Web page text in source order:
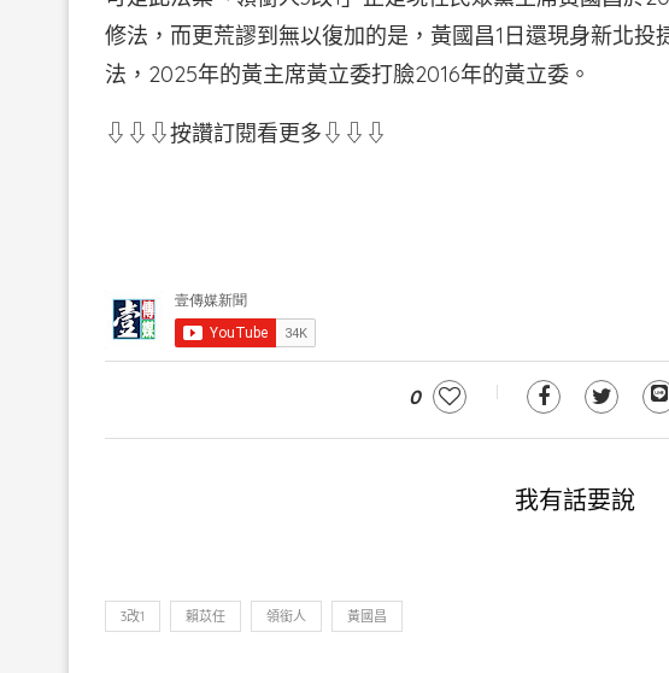
修法，而更荒謬到無以復加的是，黃國昌1日還現身新北
法，2025年的黃主席黃立委打臉2016年的黃立委。
⇩⇩⇩按讚訂閱看更多⇩⇩⇩
0
我有話要說
3改1 賴苡任 領銜人 黃國昌